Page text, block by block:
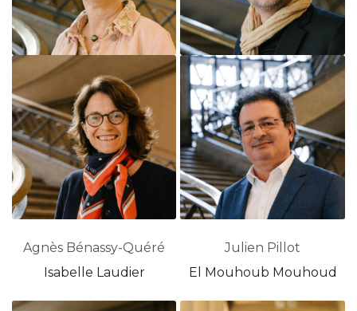
Agnès Bénassy-Quéré
Julien Pillot
Isabelle Laudier
El Mouhoub Mouhoud